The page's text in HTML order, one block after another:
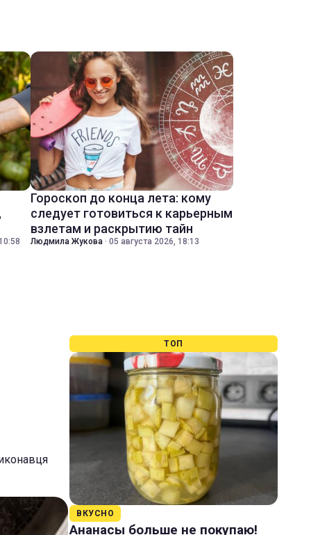
Гороскоп до конца лета: кому
следует готовиться к карьерным
взлетам и раскрытию тайн
Людмила Жукова · 05 августа 2026, 18:13
ТОП
ВКУСНО
Ананасы больше не покупаю!